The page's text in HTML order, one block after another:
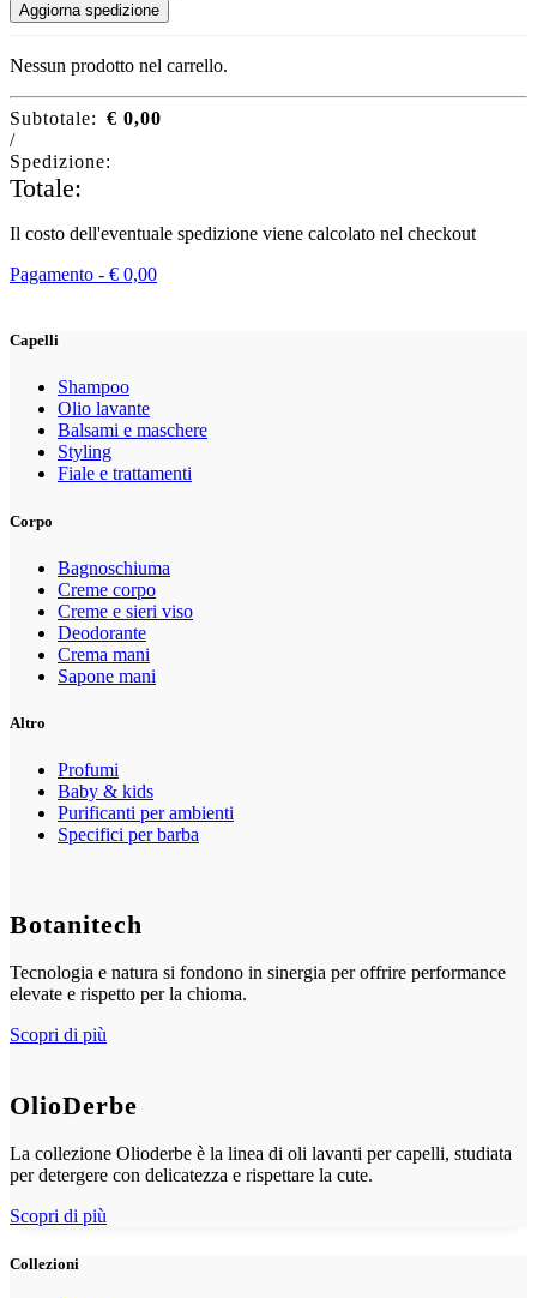
Aggiorna spedizione
Nessun prodotto nel carrello.
Subtotale: € 0,00
/
Spedizione:
Totale:
Il costo dell'eventuale spedizione viene calcolato nel checkout
Pagamento - € 0,00
Capelli
Shampoo
Olio lavante
Balsami e maschere
Styling
Fiale e trattamenti
Corpo
Bagnoschiuma
Creme corpo
Creme e sieri viso
Deodorante
Crema mani
Sapone mani
Altro
Profumi
Baby & kids
Purificanti per ambienti
Specifici per barba
Botanitech
Tecnologia e natura si fondono in sinergia per offrire performance
elevate e rispetto per la chioma.
Scopri di più
OlioDerbe
La collezione Olioderbe è la linea di oli lavanti per capelli, studiata
per detergere con delicatezza e rispettare la cute.
Scopri di più
Collezioni